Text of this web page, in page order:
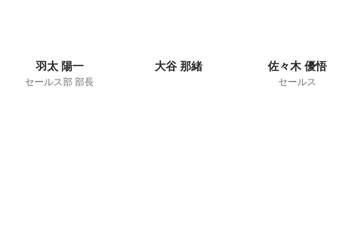
羽太 陽一
セールス部 部長
大谷 那緒 佐々木 優悟
セールス